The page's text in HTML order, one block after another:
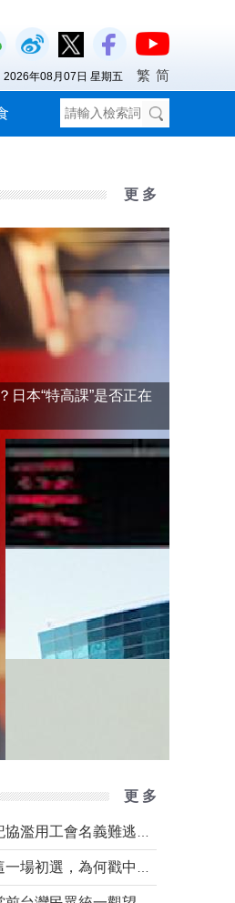
2026年08月07日 星期五 繁 简
更 多
日本“特高課”是否正在
更 多